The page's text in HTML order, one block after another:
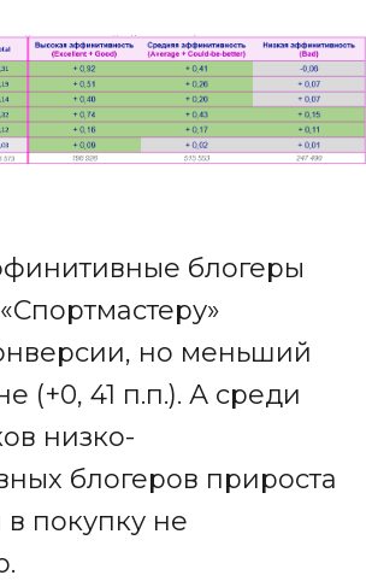
блогеры
но меньший
(+0, 41 п.п.). А среди
низко-
блогеров прироста
покупку не
бренд-
и
по
кандидата